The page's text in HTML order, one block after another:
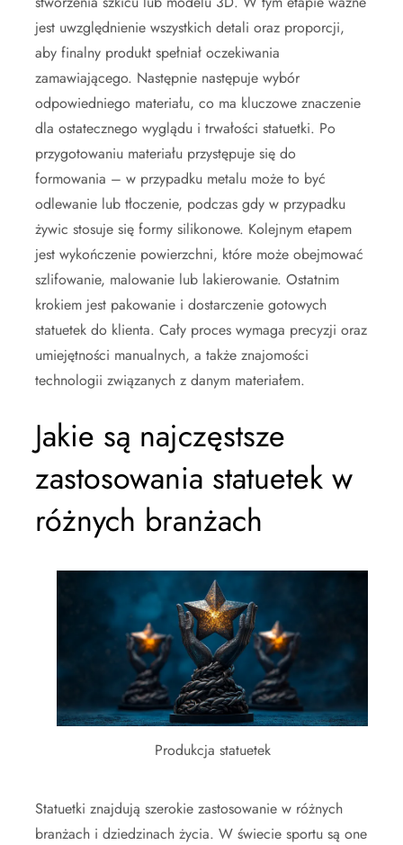
jest uwzględnienie wszystkich detali oraz proporcji,
aby finalny produkt spełniał oczekiwania
zamawiającego. Następnie następuje wybór
odpowiedniego materiału, co ma kluczowe znaczenie
dla ostatecznego wyglądu i trwałości statuetki. Po
przygotowaniu materiału przystępuje się do
formowania – w przypadku metalu może to być
odlewanie lub tłoczenie, podczas gdy w przypadku
żywic stosuje się formy silikonowe. Kolejnym etapem
jest wykończenie powierzchni, które może obejmować
szlifowanie, malowanie lub lakierowanie. Ostatnim
krokiem jest pakowanie i dostarczenie gotowych
statuetek do klienta. Cały proces wymaga precyzji oraz
umiejętności manualnych, a także znajomości
technologii związanych z danym materiałem.
Jakie są najczęstsze
zastosowania statuetek w
różnych branżach
Produkcja statuetek
Statuetki znajdują szerokie zastosowanie w różnych
branżach i dziedzinach życia. W świecie sportu są one